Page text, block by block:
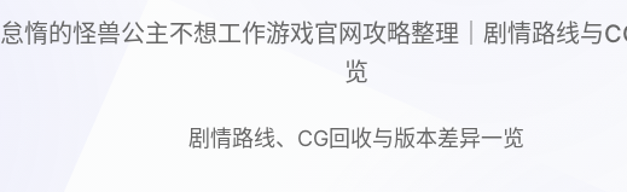
怠惰的怪兽公主不想工作游戏官网攻略整理｜剧情路线与
览
剧情路线、CG回收与版本差异一览